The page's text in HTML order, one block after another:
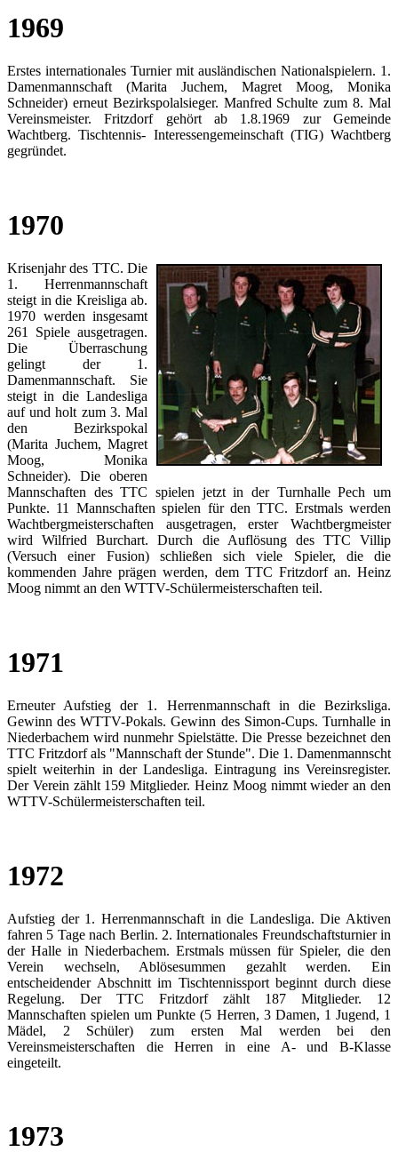
1969
Erstes internationales Turnier mit ausländischen Nationalspielern. 1.
Damenmannschaft (Marita Juchem, Magret Moog, Monika
Schneider) erneut Bezirkspolalsieger. Manfred Schulte zum 8. Mal
Vereinsmeister. Fritzdorf gehört ab 1.8.1969 zur Gemeinde
Wachtberg. Tischtennis- Interessengemeinschaft (TIG) Wachtberg
gegründet.
1970
Krisenjahr des TTC. Die
1. Herrenmannschaft
steigt in die Kreisliga ab.
1970 werden insgesamt
261 Spiele ausgetragen.
Die Überraschung
gelingt der 1.
Damenmannschaft. Sie
steigt in die Landesliga
auf und holt zum 3. Mal
den Bezirkspokal
(Marita Juchem, Magret
Moog, Monika
Schneider). Die oberen
Mannschaften des TTC spielen jetzt in der Turnhalle Pech um
Punkte. 11 Mannschaften spielen für den TTC. Erstmals werden
Wachtbergmeisterschaften ausgetragen, erster Wachtbergmeister
wird Wilfried Burchart. Durch die Auflösung des TTC Villip
(Versuch einer Fusion) schließen sich viele Spieler, die die
kommenden Jahre prägen werden, dem TTC Fritzdorf an. Heinz
Moog nimmt an den WTTV-Schülermeisterschaften teil.
1971
Erneuter Aufstieg der 1. Herrenmannschaft in die Bezirksliga.
Gewinn des WTTV-Pokals. Gewinn des Simon-Cups. Turnhalle in
Niederbachem wird nunmehr Spielstätte. Die Presse bezeichnet den
TTC Fritzdorf als "Mannschaft der Stunde". Die 1. Damenmannscht
spielt weiterhin in der Landesliga. Eintragung ins Vereinsregister.
Der Verein zählt 159 Mitglieder. Heinz Moog nimmt wieder an den
WTTV-Schülermeisterschaften teil.
1972
Aufstieg der 1. Herrenmannschaft in die Landesliga. Die Aktiven
fahren 5 Tage nach Berlin. 2. Internationales Freundschaftsturnier in
der Halle in Niederbachem. Erstmals müssen für Spieler, die den
Verein wechseln, Ablösesummen gezahlt werden. Ein
entscheidender Abschnitt im Tischtennissport beginnt durch diese
Regelung. Der TTC Fritzdorf zählt 187 Mitglieder. 12
Mannschaften spielen um Punkte (5 Herren, 3 Damen, 1 Jugend, 1
Mädel, 2 Schüler) zum ersten Mal werden bei den
Vereinsmeisterschaften die Herren in eine A- und B-Klasse
eingeteilt.
1973